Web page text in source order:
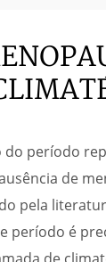
do período
de
pela
período é